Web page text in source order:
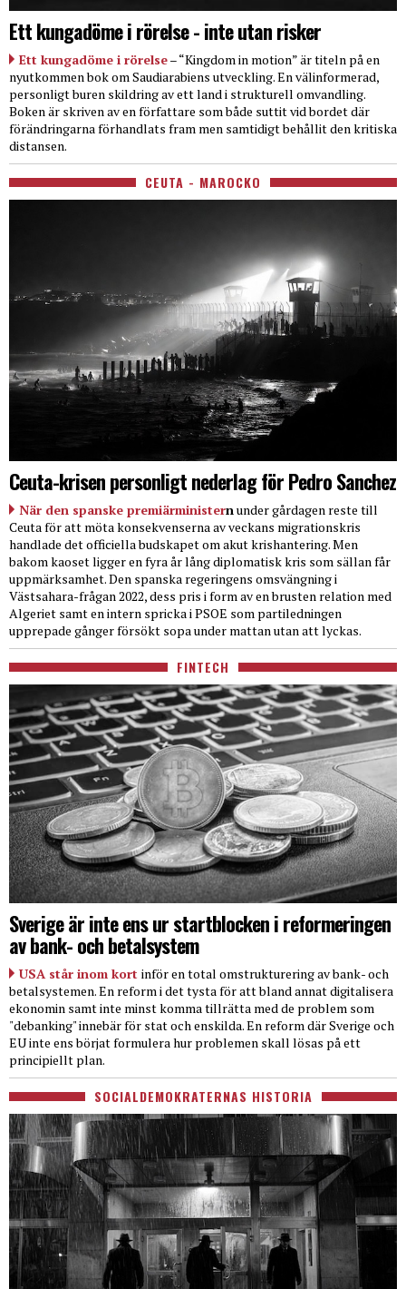
Ett kungadöme i rörelse - inte utan risker
Ett kungadöme i rörelse– “Kingdom in motion” är titeln på en
nyutkommen bok om Saudiarabiens utveckling. En välinformerad,
personligt buren skildring av ett land i strukturell omvandling.
Boken är skriven av en författare som både suttit vid bordet där
förändringarna förhandlats fram men samtidigt behållit den kritiska
distansen.
CEUTA - MAROCKO
Ceuta-krisen personligt nederlag för Pedro Sanchez
När den spanske premiärministernunder gårdagen reste till
Ceuta för att möta konsekvenserna av veckans migrationskris
handlade det officiella budskapet om akut krishantering. Men
bakom kaoset ligger en fyra år lång diplomatisk kris som sällan får
uppmärksamhet. Den spanska regeringens omsvängning i
Västsahara-frågan 2022, dess pris i form av en brusten relation med
Algeriet samt en intern spricka i PSOE som partiledningen
upprepade gånger försökt sopa under mattan utan att lyckas.
FINTECH
Sverige är inte ens ur startblocken i reformeringen
av bank- och betalsystem
USA står inom kort inför en total omstrukturering av bank- och
betalsystemen. En reform i det tysta för att bland annat digitalisera
ekonomin samt inte minst komma tillrätta med de problem som
"debanking" innebär för stat och enskilda. En reform där Sverige och
EU inte ens börjat formulera hur problemen skall lösas på ett
principiellt plan.
SOCIALDEMOKRATERNAS HISTORIA